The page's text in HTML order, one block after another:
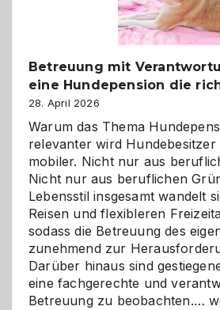
Betreuung mit
eine Hundepension die
28. April 2026
Warum das Thema
relevanter wird Hundebesitzer
mobiler. Nicht nur aus
Nicht nur aus beruflichen
Lebensstil insgesamt wandelt
Reisen und flexibleren
sodass die Betreuung des
zunehmend zur
Darüber hinaus sind
eine fachgerechte und
Betreuung zu beobachten.…